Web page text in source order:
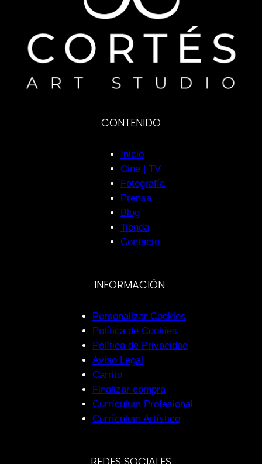
CONTENIDO
Inicio
Cine | TV
Fotografía
Prensa
Blog
Tienda
Contacto
INFORMACIÓN
Personalizar Cookies
Política de Cookies
Política de Privacidad
Aviso Legal
Carrito
Finalizar compra
Currículum Profesional
Currículum Artístico